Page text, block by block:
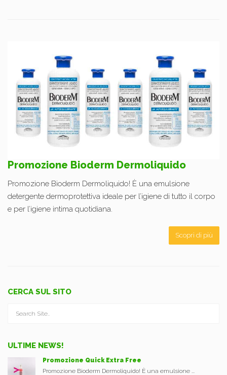
Promozione Bioderm Dermoliquido
Promozione Bioderm Dermoliquido! È una emulsione
detergente dermoprotettiva ideale per l’igiene di tutto il corpo
e per l’igiene intima quotidiana.
Scopri di più
CERCA SUL SITO
ULTIME NEWS!
Promozione Quick Extra Free
Promozione Bioderm Dermoliquido! È una emulsione ...